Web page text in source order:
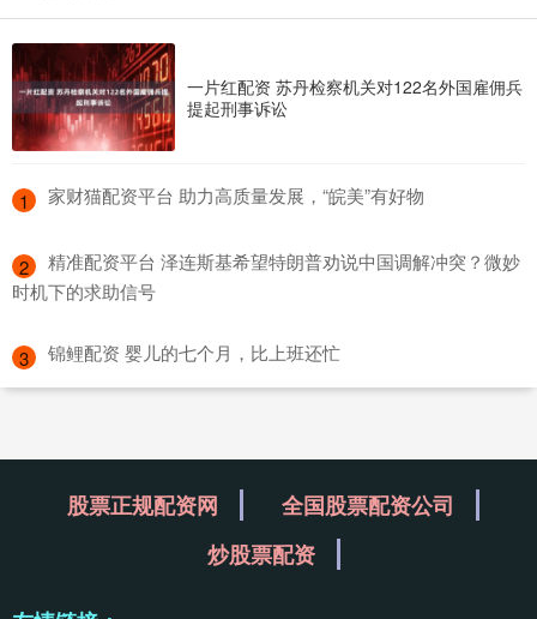
一片红配资 苏丹检察机关对122名外国雇佣兵
提起刑事诉讼
1 ​家财猫配资平台 助力高质量发展，“皖美”有好物
2
​精准配资平台 泽连斯基希望特朗普劝说中国调解冲突？微妙
时机下的求助信号
3 ​锦鲤配资 婴儿的七个月，比上班还忙
股票正规配资网
全国股票配资公司
炒股票配资